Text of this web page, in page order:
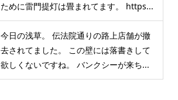
ために雷門提灯は畳まれてます。 https...
今日の浅草。 伝法院通りの路上店舗が撤
去されてました。 この壁には落書きして
欲しくないですね。 バンクシーが来ち...